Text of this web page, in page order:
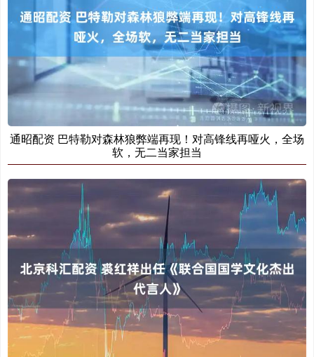
通昭配资 巴特勒对森林狼弊端再现！对高锋线再哑火，全场
软，无二当家担当